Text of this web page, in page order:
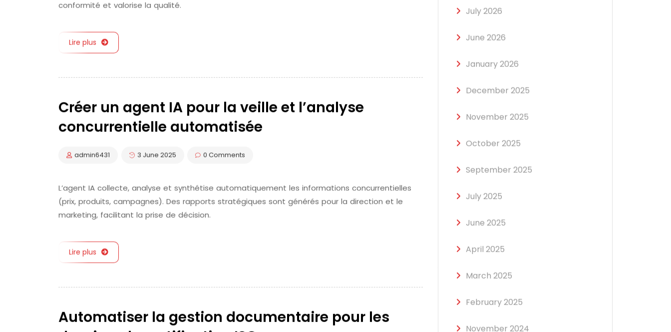
conformité et valorise la qualité.
Lire plus
Créer un agent IA pour la veille et l’analyse
concurrentielle automatisée
admin6431 3 June 2025 0 Comments
L’agent IA collecte, analyse et synthétise automatiquement les informations concurrentielles
(prix, produits, campagnes). Des rapports stratégiques sont générés pour la direction et le
marketing, facilitant la prise de décision.
Lire plus
Automatiser la gestion documentaire pour les
July 2026
June 2026
January 2026
December 2025
November 2025
October 2025
September 2025
July 2025
June 2025
April 2025
March 2025
February 2025
November 2024